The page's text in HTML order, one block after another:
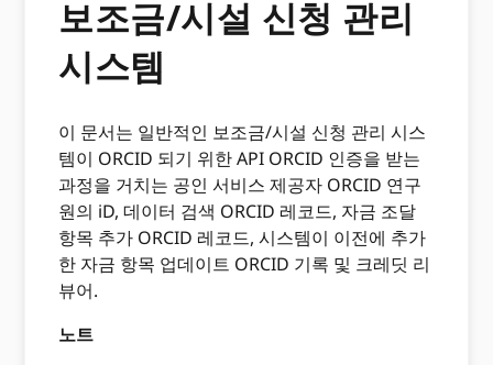
보조금/시설 신청 관리
시스템
이 문서는 일반적인 보조금/시설 신청 관리 시스
템이 ORCID 되기 위한 API ORCID 인증을 받는
과정을 거치는 공인 서비스 제공자 ORCID 연구
원의 iD, 데이터 검색 ORCID 레코드, 자금 조달
항목 추가 ORCID 레코드, 시스템이 이전에 추가
한 자금 항목 업데이트 ORCID 기록 및 크레딧 리
뷰어.
노트